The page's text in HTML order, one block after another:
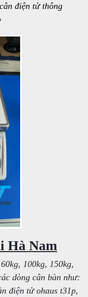
cân điện tử thông
Hà Nam
100kg, 150kg,
dòng cân bàn như:
điện tử ohaus t31p,